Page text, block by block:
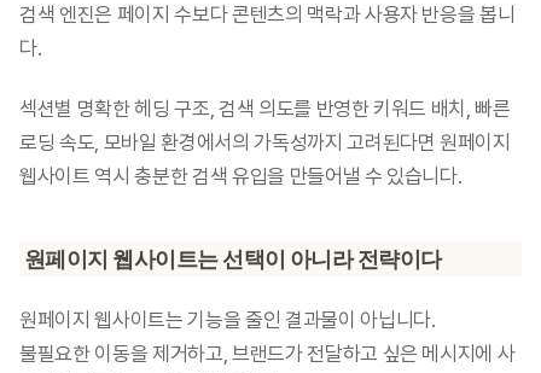
검색 엔진은 페이지 수보다 콘텐츠의 맥락과 사용자 반응을 봅니
다.
섹션별 명확한 헤딩 구조, 검색 의도를 반영한 키워드 배치, 빠른
로딩 속도, 모바일 환경에서의 가독성까지 고려된다면 원페이지
웹사이트 역시 충분한 검색 유입을 만들어낼 수 있습니다.
원페이지 웹사이트는 선택이 아니라 전략이다
원페이지 웹사이트는 기능을 줄인 결과물이 아닙니다.
불필요한 이동을 제거하고, 브랜드가 전달하고 싶은 메시지에 사